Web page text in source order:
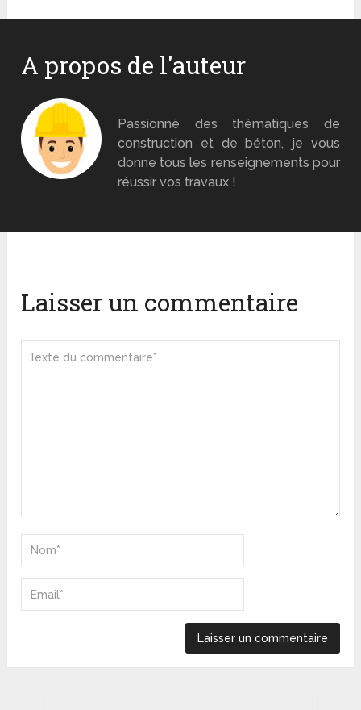
A propos de l'auteur
Passionné des thématiques de
construction et de béton, je vous
donne tous les renseignements pour
réussir vos travaux !
Laisser un commentaire